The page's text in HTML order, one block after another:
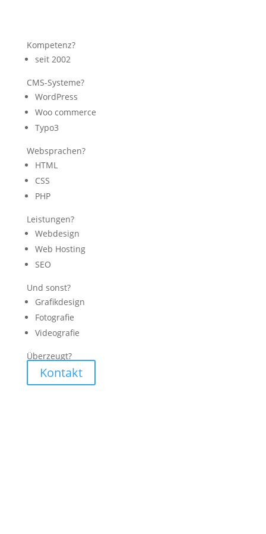
Kompetenz?
seit 2002
CMS-Systeme?
WordPress
Woo commerce
Typo3
Websprachen?
HTML
CSS
PHP
Leistungen?
Webdesign
Web Hosting
SEO
Und sonst?
Grafikdesign
Fotografie
Videografie
Überzeugt?
Kontakt